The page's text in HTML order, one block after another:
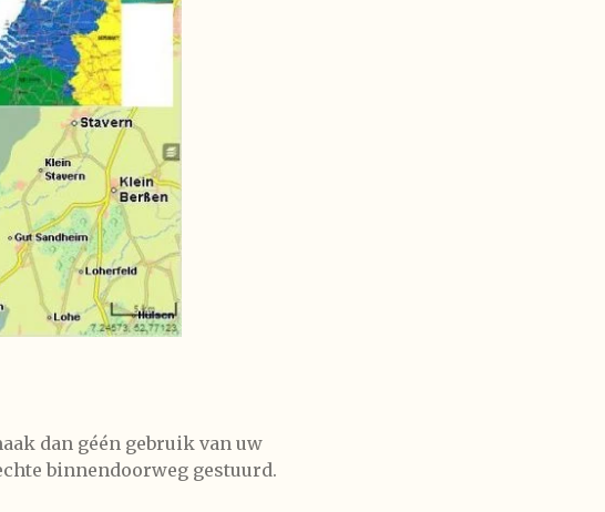
dan géén gebruik van uw
binnendoorweg gestuurd.